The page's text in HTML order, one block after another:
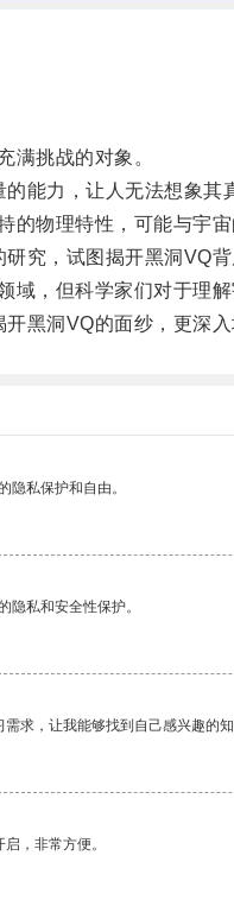
挑战的对象。
力，让人无法想象其
物理特性，可能与宇宙
，试图揭开黑洞VQ背
，但科学家们对于理解
洞VQ的面纱，更深入
隐私保护和自由。
隐私和安全性保护。
求，让我能够找到自己感兴趣的知
，非常方便。